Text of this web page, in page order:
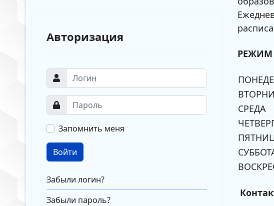
Авторизация
Запомнить меня
Войти
Забыли логин?
Забыли пароль?
РЕЖИМ
СРЕДА